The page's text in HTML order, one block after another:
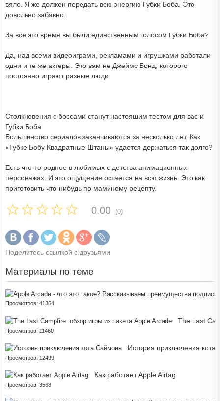
вяло. Я же должен передать всю энергию Губки Боба. Это
довольно забавно.
За все это время вы были единственным голосом Губки Боба?
Да, над всеми видеоиграми, рекламами и игрушками работали
одни и те же актеры. Это вам не Джеймс Бонд, которого
постоянно играют разные люди.
Столкновения с боссами станут настоящим тестом для вас и
Губки Боба.
Большинство сериалов заканчиваются за несколько лет. Как
«Губке Бобу Квадратные Штаны» удается держаться так долго?
Есть что-то родное в любимых с детства анимационных
персонажах. И это ощущение остается на всю жизнь. Это как
приготовить что-нибудь по маминому рецепту.
0.00 (0)
Поделитесь ссылкой с друзьями
Материалы по теме
Просмотров: 41364
The Last
Просмотров: 11460
История приключения кота
Просмотров: 12499
Как работает Apple Airtag
Просмотров: 3568